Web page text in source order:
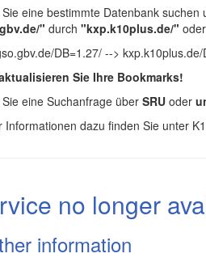
eine bestimmte Datenbank
" durch "kxp.k10plus.de/"
DB=1.27/ -->
Sie Ihre Bookmarks!
eine Suchanfrage über SRU oder
Informationen dazu finden Sie unter
no longer
information